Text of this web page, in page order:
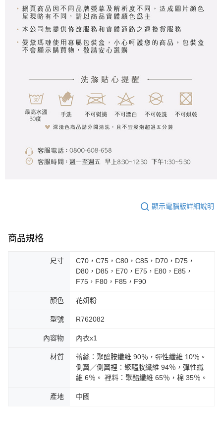
顯示電腦版詳細說明
商品規格
尺寸
C70，C75，C80，C85，D70，D75，
D80，D85，E70，E75，E80，E85，
F75，F80，F85，F90
顏色 花妍粉
型號 R762082
內容物 內衣x1
材質
蕾絲：聚醯胺纖維 90％，彈性纖維 10％。
側翼／側翼裡：聚醯胺纖維 94％，彈性纖
維 6％。 裡料：聚酯纖維 65％，棉 35％。
產地 中國